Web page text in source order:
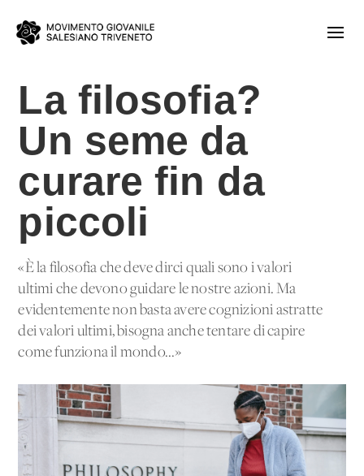
La filosofia?
Un seme da
curare fin da
piccoli
«È la filosofia che deve dirci quali sono i valori
ultimi che devono guidare le nostre azioni. Ma
evidentemente non basta avere cognizioni astratte
dei valori ultimi, bisogna anche tentare di capire
come funziona il mondo...»